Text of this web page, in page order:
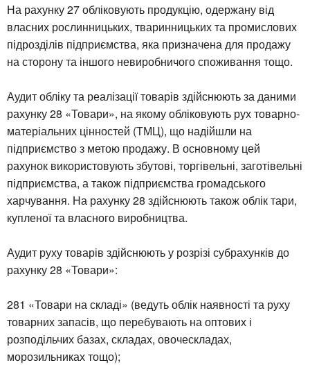
На рахунку 27 обліковують продукцію, одержану від
власних рослинницьких, тваринницьких та промислових
підрозділів підприємства, яка призначена для продажу
на сторону та іншого невиробничого споживання тощо.
Аудит обліку та реалізації товарів здійснюють за даними
рахунку 28 «Товари», на якому обліковують рух товарно-
матеріальних цінностей (ТМЦ), що надійшли на
підприємство з метою продажу. В основному цей
рахунок використовують збутові, торгівельні, заготівельні
підприємства, а також підприємства громадського
харчування. На рахунку 28 здійснюють також облік тари,
купленої та власного виробництва.
Аудит руху товарів здійснюють у розрізі субрахунків до
рахунку 28 «Товари»:
281 «Товари на складі» (ведуть облік наявності та руху
товарних запасів, що перебувають на оптових і
розподільчих базах, складах, овоческладах,
морозильниках тощо);